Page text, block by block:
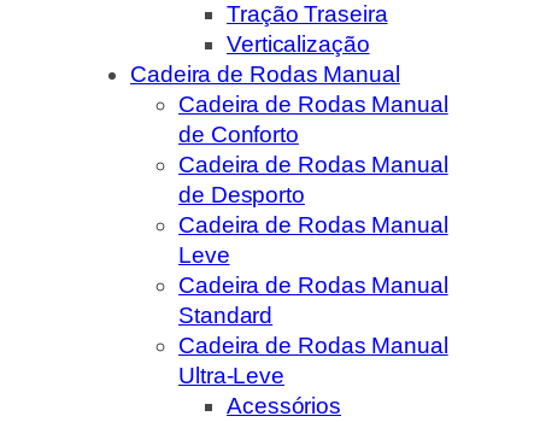
Tração Traseira
Verticalização
Cadeira de Rodas Manual
Cadeira de Rodas Manual
de Conforto
Cadeira de Rodas Manual
de Desporto
Cadeira de Rodas Manual
Leve
Cadeira de Rodas Manual
Standard
Cadeira de Rodas Manual
Ultra-Leve
Acessórios